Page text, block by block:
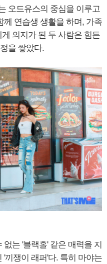
오드유스의 중심을 이루고
께 연습생 생활을 하며, 가족
의지가 된 두 사람은 힘든
을 쌓았다.
는 '블랙홀' 같은 매력을 지
'끼쟁이 래퍼'다. 특히 마야는